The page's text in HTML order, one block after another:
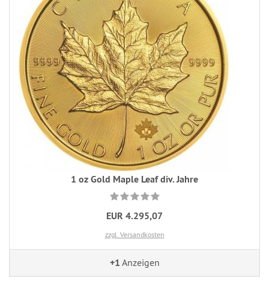
1 oz Gold Maple Leaf div. Jahre
EUR 4.295,07
zzgl. Versandkosten
+1 Anzeigen